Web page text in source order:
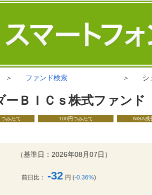
＞ ファンド検索 ＞ シ
ーＢＩＣｓ株式ファンド
つみたて 100円つみたて NISA成
（基準日：2026年08月07日）
前日比： -32 円 (-0.36%)